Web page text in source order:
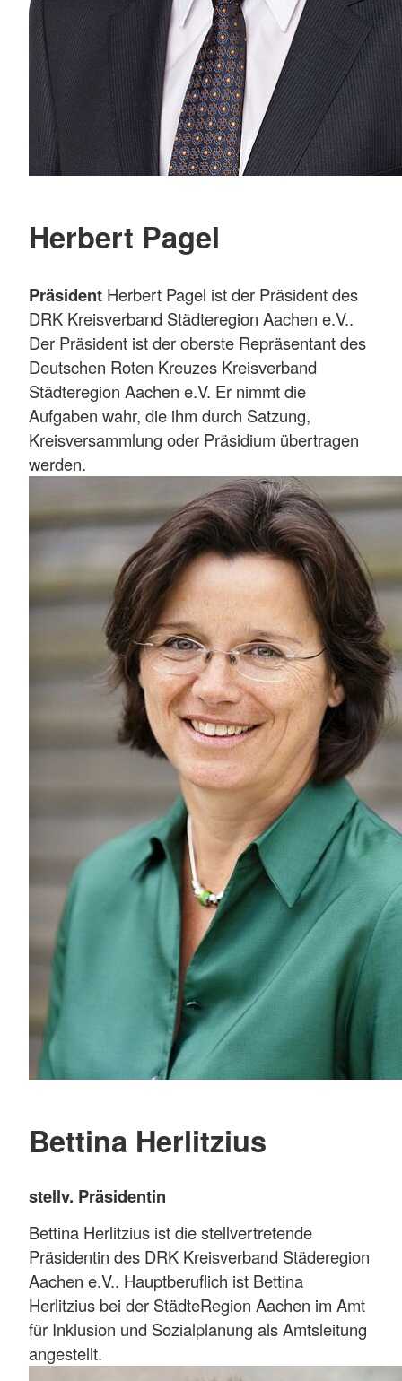
Herbert Pagel
Präsident Herbert Pagel ist der Präsident des
DRK Kreisverband Städteregion Aachen e.V..
Der Präsident ist der oberste Repräsentant des
Deutschen Roten Kreuzes Kreisverband
Städteregion Aachen e.V. Er nimmt die
Aufgaben wahr, die ihm durch Satzung,
Kreisversammlung oder Präsidium übertragen
werden.
Bettina Herlitzius
stellv. Präsidentin
Bettina Herlitzius ist die stellvertretende
Präsidentin des DRK Kreisverband Städeregion
Aachen e.V.. Hauptberuflich ist Bettina
Herlitzius bei der StädteRegion Aachen im Amt
für Inklusion und Sozialplanung als Amtsleitung
angestellt.